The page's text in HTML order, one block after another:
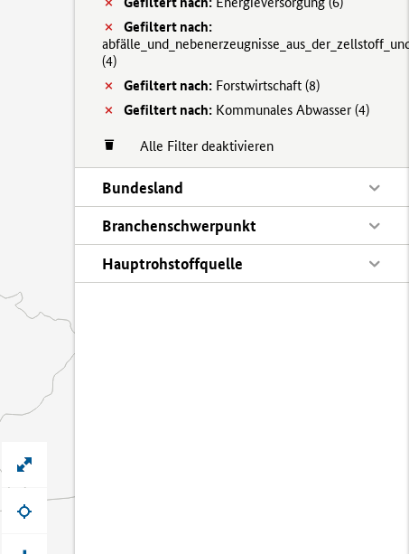
Gefiltert nach:
(4)
Gefiltert nach: Forstwirtschaft (8)
Gefiltert nach: Kommunales Abwasser (4)
Alle Filter deaktivieren
Bundesland
Branchenschwerpunkt
Hauptrohstoffquelle